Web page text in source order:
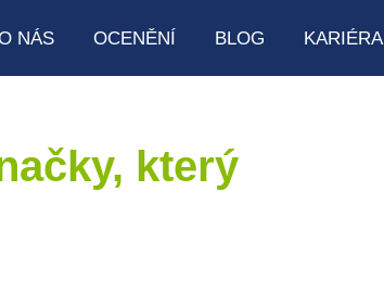
NÁS OCENĚNÍ BLOG KARIÉRA
který